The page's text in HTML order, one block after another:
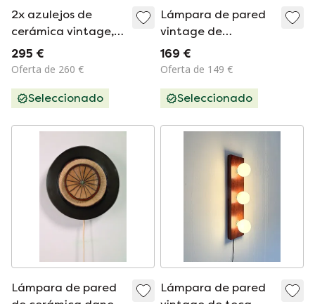
2x azulejos de
cerámica vintage,
Hustadt Leuchten
'60
295 €
Oferta de 260 €
Seleccionado
Lámpara de pared
vintage de
cerámica, Hustadt
Leuchten '60
169 €
Oferta de 149 €
Seleccionado
Lámpara de pared
Lámpara de pared